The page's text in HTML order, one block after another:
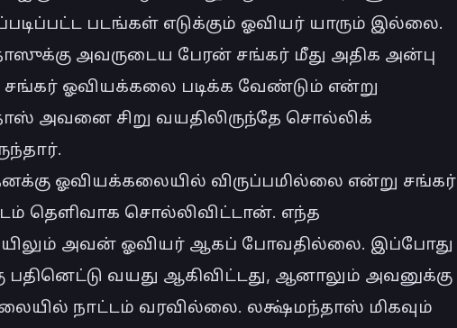
படங்கள் எடுக்கும் ஓவியர் யாரும் இல்லை.
அவருடைய பேரன் சங்கர் மீது அதிக அன்பு
சங்கர் ஓவியக்கலை படிக்க வேண்டும் என்று
அவனை சிறு வயதிலிருந்தே சொல்லிக்
ஓவியக்கலையில் விருப்பமில்லை என்று சங்கர்
தெளிவாக சொல்லிவிட்டான். எந்த
அவன் ஓவியர் ஆகப் போவதில்லை. இப்போது
பதினெட்டு வயது ஆகிவிட்டது, ஆனாலும் அவனுக்கு
நாட்டம் வரவில்லை. லக்ஷ்மந்தாஸ் மிகவும்